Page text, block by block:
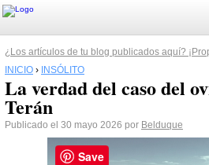
¿Los artículos de tu blog publicados aquí?
INICIO › INSÓLITO
La verdad del caso del
Terán
Publicado el 30 mayo 2026 por Belduque
Save